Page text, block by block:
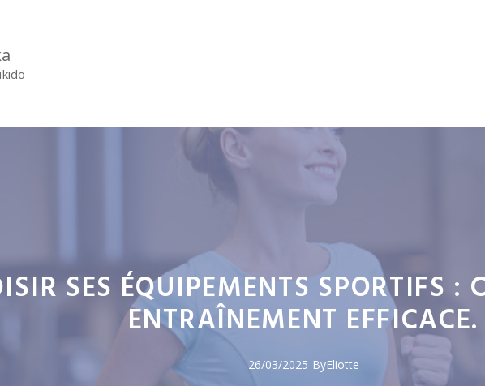
SES ÉQUIPEMENTS SPORTIFS :
ENTRAÎNEMENT EFFICACE.
26/03/2025 ByEliotte